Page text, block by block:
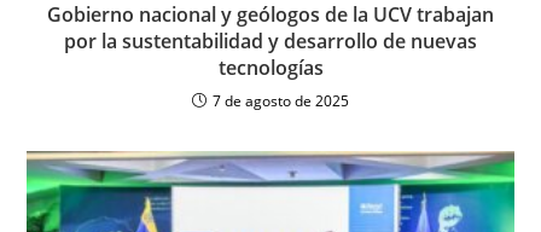
Gobierno nacional y geólogos de la UCV trabajan
por la sustentabilidad y desarrollo de nuevas
tecnologías
7 de agosto de 2025